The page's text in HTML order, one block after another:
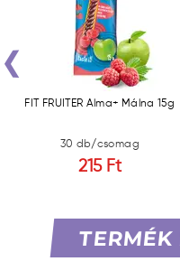
FIT FRUITER Alma+ Málna 15g
30 db/csomag
215 Ft
‹
TERMÉK